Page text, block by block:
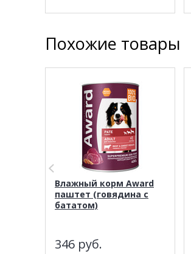
Похожие товары
Влажный корм Award
паштет (говядина с
бататом)
346 руб.